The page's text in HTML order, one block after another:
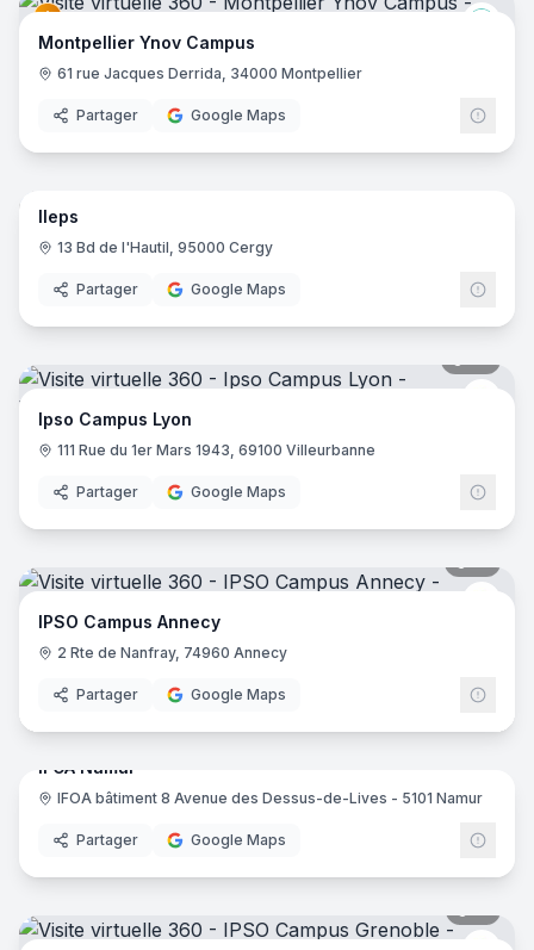
Montpellier Ynov Campus
61 rue Jacques Derrida, 34000 Montpellier
Partager Google Maps
41
Ileps
13 Bd de l'Hautil, 95000 Cergy
Partager Google Maps
Ipso Campus Lyon
111 Rue du 1er Mars 1943, 69100 Villeurbanne
Partager Google Maps
IPSO Campus Annecy
2 Rte de Nanfray, 74960 Annecy
Partager Google Maps
17
IFOA Namur
IFOA bâtiment 8 Avenue des Dessus-de-Lives - 5101 Namur
Partager Google Maps